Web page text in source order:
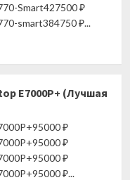
Smart427500 ₽
smart384750 ₽...
E7000P+ (Лучшая
₽
₽
₽
₽...